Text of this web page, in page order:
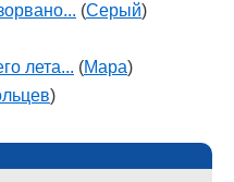
(Серый)
лета... (Мара)
)